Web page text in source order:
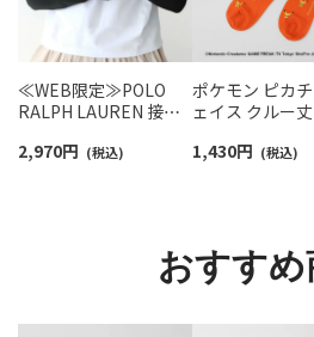
≪WEB限定≫POLO
RALPH LAUREN 接触
ームカバー ＆ レッグウ
2,970円 (税込)
ポケモン ピカ
ェイス クルー
ス 日本製
1,430円 (税込)
おすすめ